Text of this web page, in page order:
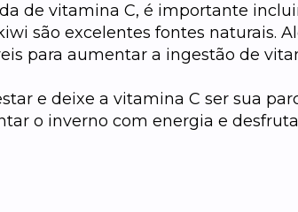
de vitamina C, é importante
são excelentes fontes naturais.
para aumentar a ingestão de
e deixe a vitamina C ser sua
o inverno com energia e